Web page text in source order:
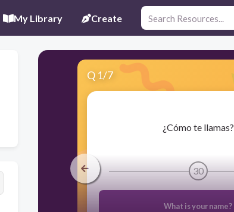
My Library Create
Q 1/7
​¿Cómo te llamas?
30
What is your name?